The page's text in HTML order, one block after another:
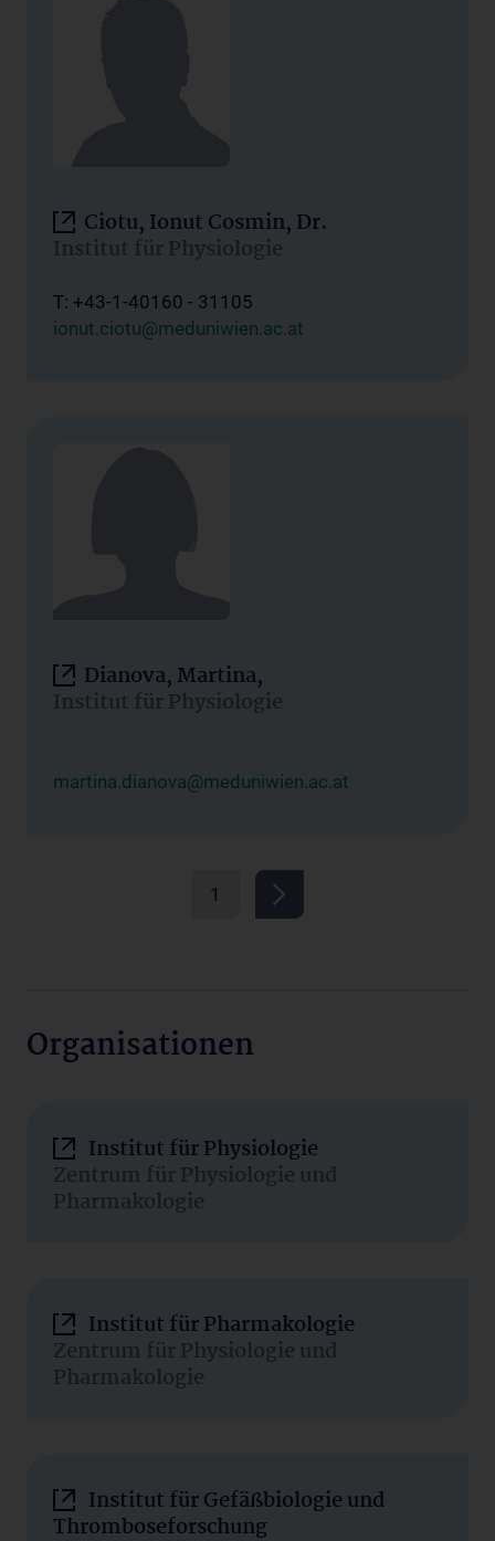
Ciotu, Ionut Cosmin, Dr.
Institut für Physiologie
T: +43-1-40160 - 31105
ionut.ciotu@meduniwien.ac.at
Dianova, Martina,
Institut für Physiologie
martina.dianova@meduniwien.ac.at
1
Organisationen
Institut für Physiologie
Zentrum für Physiologie und
Pharmakologie
Institut für Pharmakologie
Zentrum für Physiologie und
Pharmakologie
Institut für Gefäßbiologie und
Thromboseforschung